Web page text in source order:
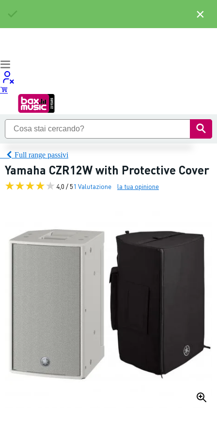
Full range passivi
Yamaha CZR12W with Protective Cover
4,0 / 51 Valutazione la tua opinione
×